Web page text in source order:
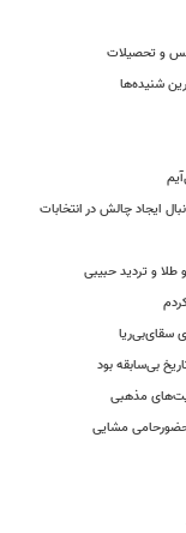
و تحصیلات
شنیده‌ها
طلا و تردید حبیبی
سقای‌بی‌ریا
بی‌سابقه بود
مذهبی